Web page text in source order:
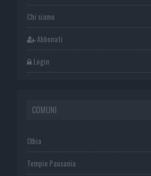
Chi siamo
Abbonati
Login
COMUNI
Olbia
Tempio Pausania